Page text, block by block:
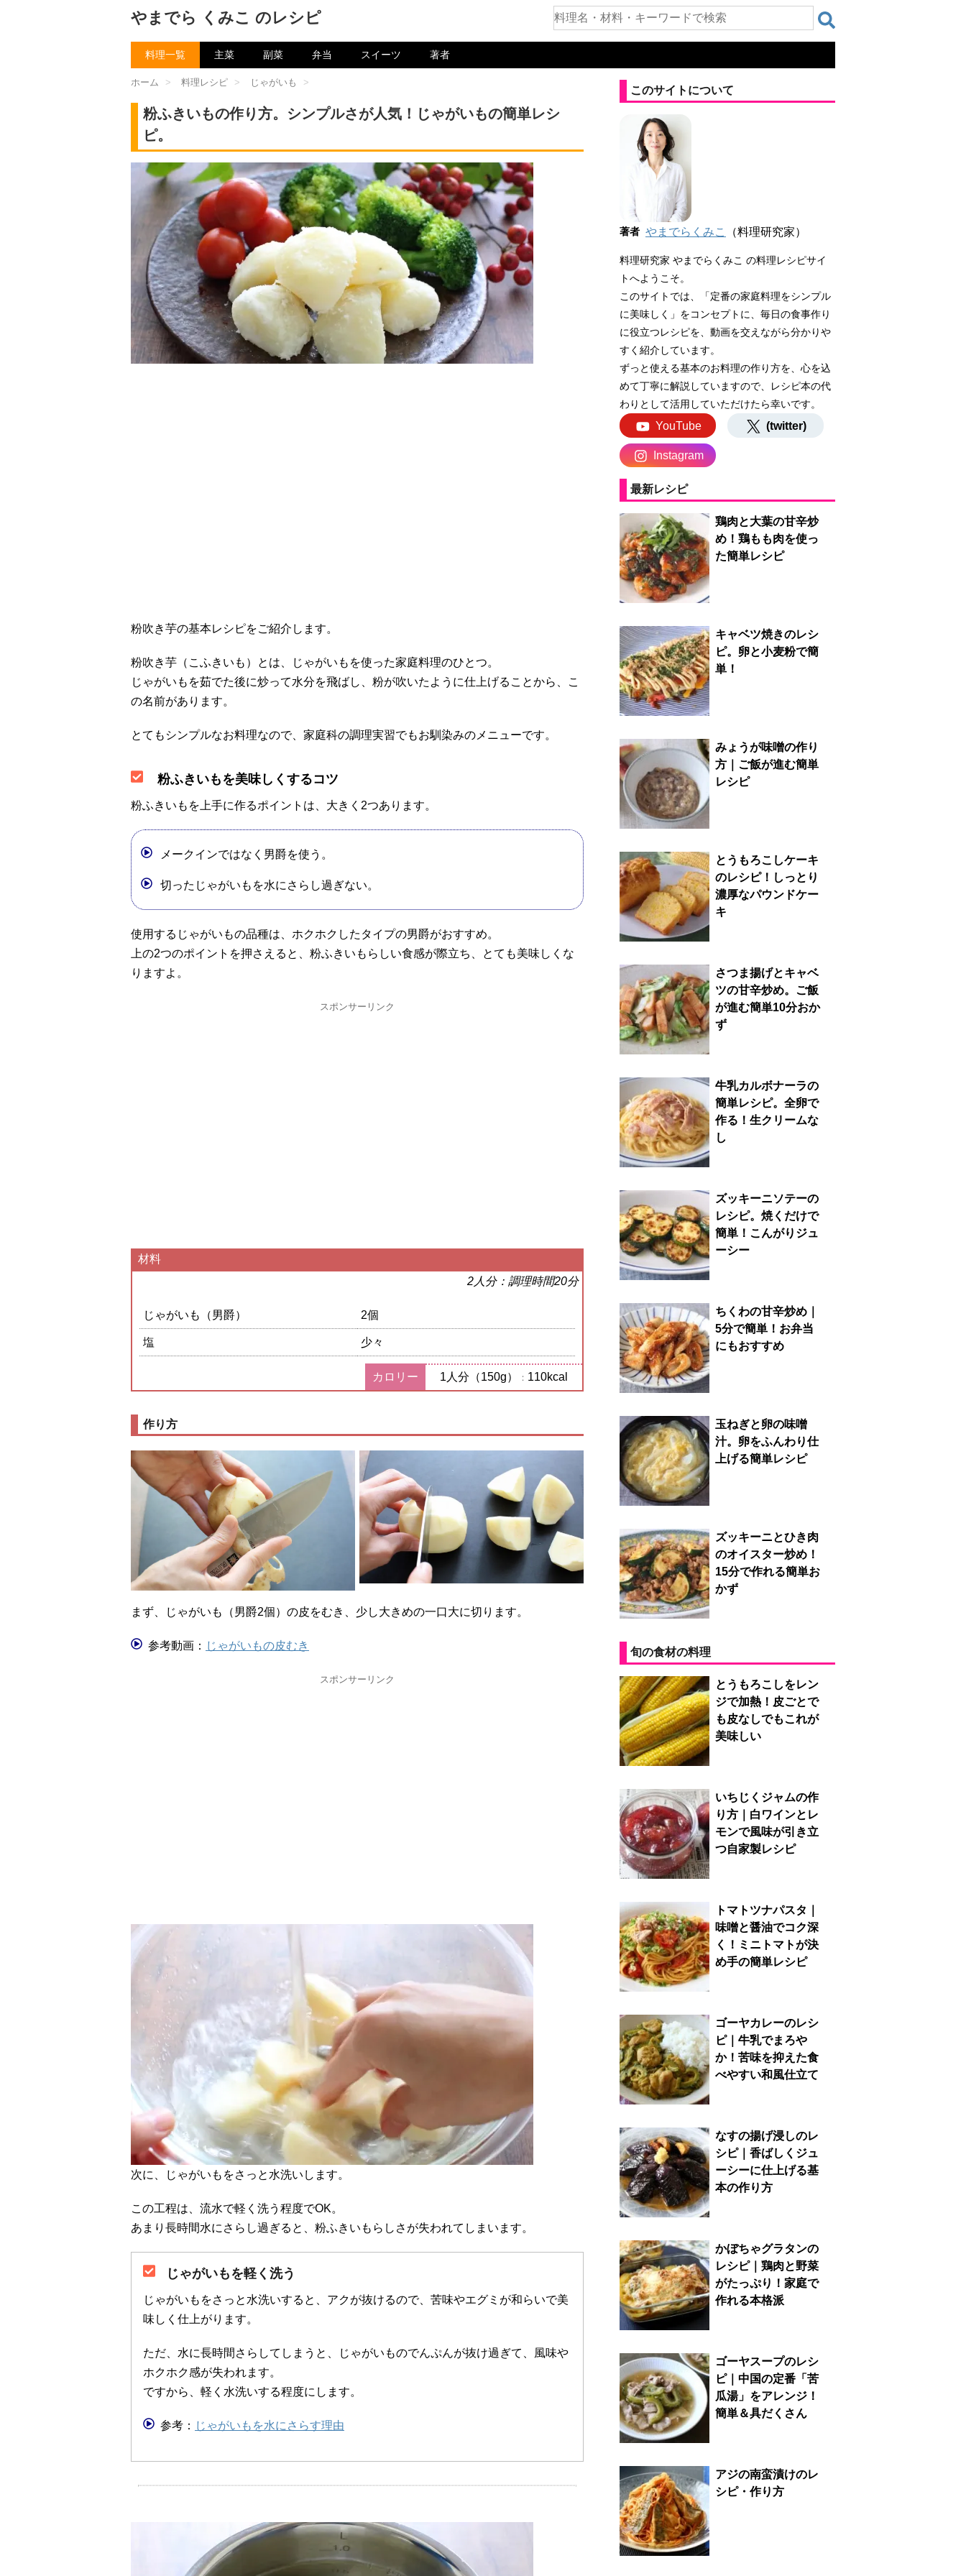
やまでら くみこ のレシピ
料理一覧 主菜 副菜 弁当 スイーツ 著者
ホーム > 料理レシピ > じゃがいも >
粉ふきいもの作り方。シンプルさが人気！じゃがいもの簡単レシ
ピ。
粉吹き芋の基本レシピをご紹介します。
粉吹き芋（こふきいも）とは、じゃがいもを使った家庭料理のひとつ。
じゃがいもを茹でた後に炒って水分を飛ばし、粉が吹いたように仕上げることから、こ
の名前があります。
とてもシンプルなお料理なので、家庭科の調理実習でもお馴染みのメニューです。
粉ふきいもを美味しくするコツ
粉ふきいもを上手に作るポイントは、大きく2つあります。
メークインではなく男爵を使う。
切ったじゃがいもを水にさらし過ぎない。
使用するじゃがいもの品種は、ホクホクしたタイプの男爵がおすすめ。
上の2つのポイントを押さえると、粉ふきいもらしい食感が際立ち、とても美味しくな
りますよ。
スポンサーリンク
材料
2人分：調理時間20分
じゃがいも（男爵） 2個
塩 少々
カロリー 1人分（150g） ： 110kcal
作り方
まず、じゃがいも（男爵2個）の皮をむき、少し大きめの一口大に切ります。
参考動画： じゃがいもの皮むき
スポンサーリンク
次に、じゃがいもをさっと水洗いします。
この工程は、流水で軽く洗う程度でOK。
あまり長時間水にさらし過ぎると、粉ふきいもらしさが失われてしまいます。
じゃがいもを軽く洗う
じゃがいもをさっと水洗いすると、アクが抜けるので、苦味やエグミが和らいで美
味しく仕上がります。
ただ、水に長時間さらしてしまうと、じゃがいものでんぷんが抜け過ぎて、風味や
ホクホク感が失われます。
ですから、軽く水洗いする程度にします。
参考： じゃがいもを水にさらす理由
このサイトについて
著者 やまでらくみこ （料理研究家）
料理研究家 やまでらくみこ の料理レシピサイ
トへようこそ。
このサイトでは、「定番の家庭料理をシンプル
に美味しく」をコンセプトに、毎日の食事作り
に役立つレシピを、動画を交えながら分かりや
すく紹介しています。
ずっと使える基本のお料理の作り方を、心を込
めて丁寧に解説していますので、レシピ本の代
わりとして活用していただけたら幸いです。
YouTube (twitter)
Instagram
最新レシピ
鶏肉と大葉の甘辛炒
め！鶏もも肉を使っ
た簡単レシピ
キャベツ焼きのレシ
ピ。卵と小麦粉で簡
単！
みょうが味噌の作り
方｜ご飯が進む簡単
レシピ
とうもろこしケーキ
のレシピ！しっとり
濃厚なパウンドケー
キ
さつま揚げとキャベ
ツの甘辛炒め。ご飯
が進む簡単10分おか
ず
牛乳カルボナーラの
簡単レシピ。全卵で
作る！生クリームな
し
ズッキーニソテーの
レシピ。焼くだけで
簡単！こんがりジュ
ーシー
ちくわの甘辛炒め｜
5分で簡単！お弁当
にもおすすめ
玉ねぎと卵の味噌
汁。卵をふんわり仕
上げる簡単レシピ
ズッキーニとひき肉
のオイスター炒め！
15分で作れる簡単お
かず
旬の食材の料理
とうもろこしをレン
ジで加熱！皮ごとで
も皮なしでもこれが
美味しい
いちじくジャムの作
り方｜白ワインとレ
モンで風味が引き立
つ自家製レシピ
トマトツナパスタ｜
味噌と醤油でコク深
く！ミニトマトが決
め手の簡単レシピ
ゴーヤカレーのレシ
ピ｜牛乳でまろや
か！苦味を抑えた食
べやすい和風仕立て
なすの揚げ浸しのレ
シピ｜香ばしくジュ
ーシーに仕上げる基
本の作り方
かぼちゃグラタンの
レシピ｜鶏肉と野菜
がたっぷり！家庭で
作れる本格派
ゴーヤスープのレシ
ピ｜中国の定番「苦
瓜湯」をアレンジ！
簡単＆具だくさん
アジの南蛮漬けのレ
シピ・作り方